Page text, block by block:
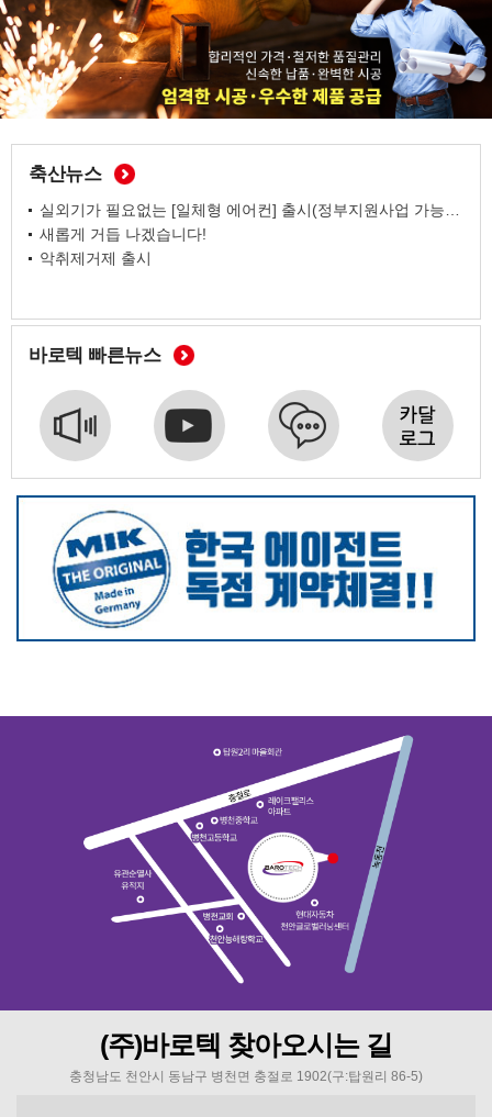
축산뉴스
새롭게 거듭 나겠습니다!
악취제거제 출시
바로텍 빠른뉴스
(주)바로텍 찾아오시는 길
충청남도 천안시 동남구 병천면 충절로 1902(구:탑원리 86-5)